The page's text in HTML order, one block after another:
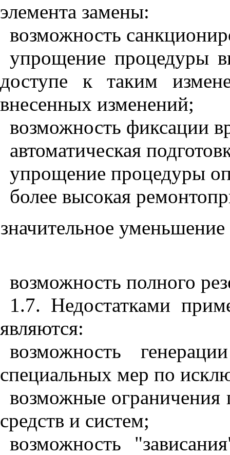
элемента замены:
возможность
упрощение процедуры
доступе к таким
внесенных изменений;
возможность фиксации
автоматическая
упрощение процедуры
более высокая
значительное
возможность полного
1.7. Недостатками
являются:
возможность
специальных мер по
возможные ограничения
средств и систем;
возможность